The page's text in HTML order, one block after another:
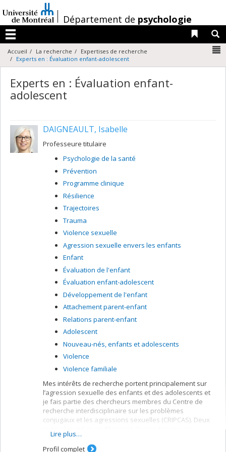
au
contenu
/Département de psychologie
Menu
Liens
Accueil La recherche
Expertises de recherche
Experts en : Évaluation enfant-adolescent
Experts en : Évaluation enfant-
adolescent
DAIGNEAULT, Isabelle
Professeure titulaire
Psychologie de la santé
Prévention
Programme clinique
Résilience
Trajectoires
Trauma
Violence sexuelle
Agression sexuelle envers les enfants
Enfant
Évaluation de l'enfant
Évaluation enfant-adolescent
Développement de l'enfant
Attachement parent-enfant
Relations parent-enfant
Adolescent
Nouveau-nés, enfants et adolescents
Violence
Violence familiale
Mes intérêts de recherche portent principalement sur
l’agression sexuelle des enfants et des adolescents et
je fais partie des chercheurs membres du Centre de
recherche interdisciplinaire sur les problèmes
conjugaux et les agressions sexuelles (CRIPCAS). Deux
premier vise la compréhension de la variabilité des
trajectoires de vie après une agression sexuelle durant
Lire plus…
Profil complet